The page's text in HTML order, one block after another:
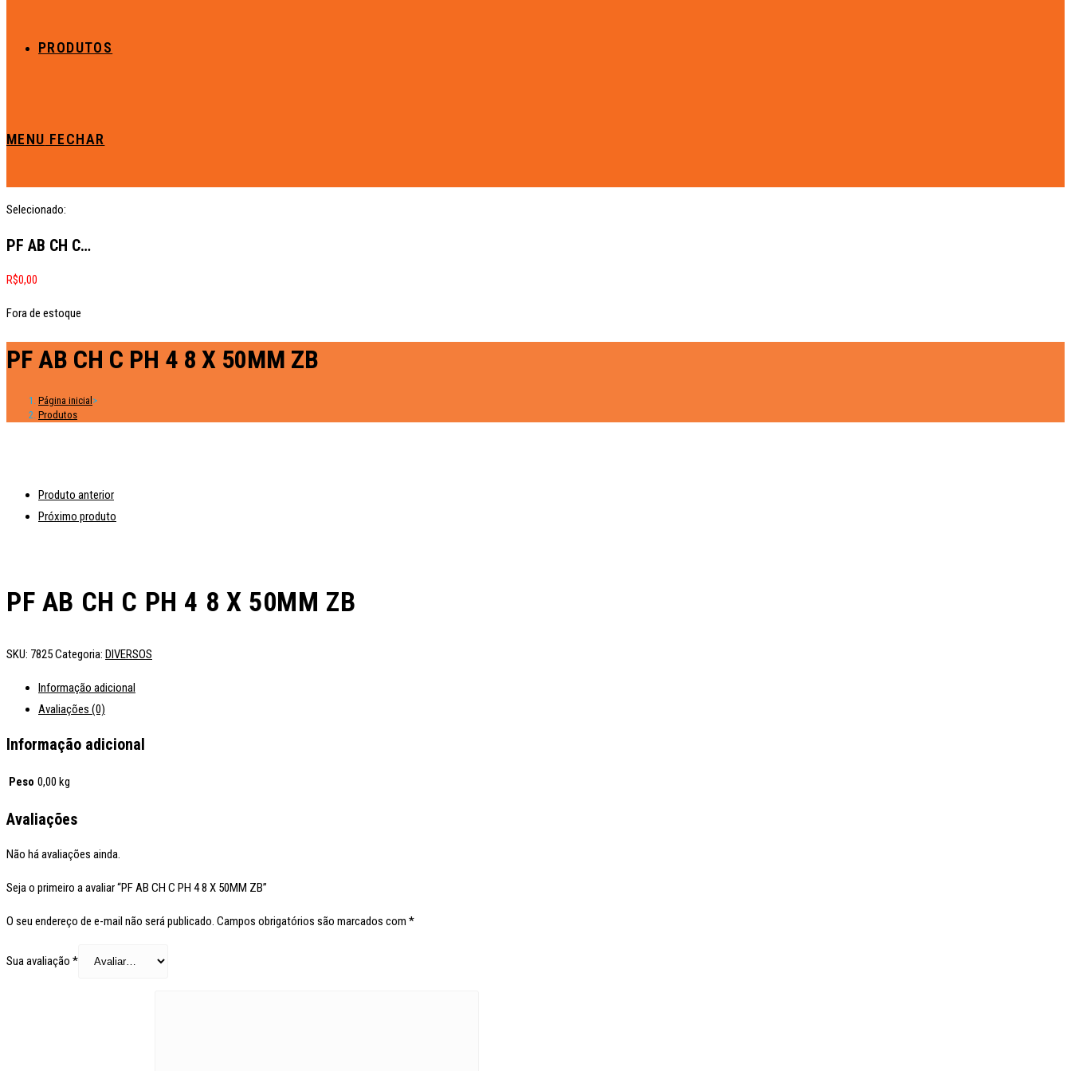
PRODUTOS
MENU FECHAR
Selecionado:
PF AB CH C…
R$0,00
Fora de estoque
PF AB CH C PH 4 8 X 50MM ZB
Página inicial >
Produtos
Produto anterior
Próximo produto
PF AB CH C PH 4 8 X 50MM ZB
SKU: 7825Categoria: DIVERSOS
Informação adicional
Avaliações (0)
Informação adicional
Peso 0,00 kg
Avaliações
Não há avaliações ainda.
Seja o primeiro a avaliar “PF AB CH C PH 4 8 X 50MM ZB”
O seu endereço de e-mail não será publicado. Campos obrigatórios são marcados com *
Sua avaliação *